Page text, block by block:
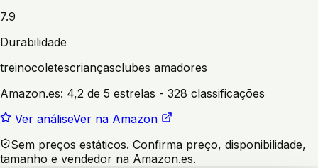
7.9
Durabilidade
treinocoletescriançasclubes amadores
Amazon.es: 4,2 de 5 estrelas - 328 classificações
Ver análiseVer na Amazon
Sem preços estáticos. Confirma preço, disponibilidade,
tamanho e vendedor na Amazon.es.